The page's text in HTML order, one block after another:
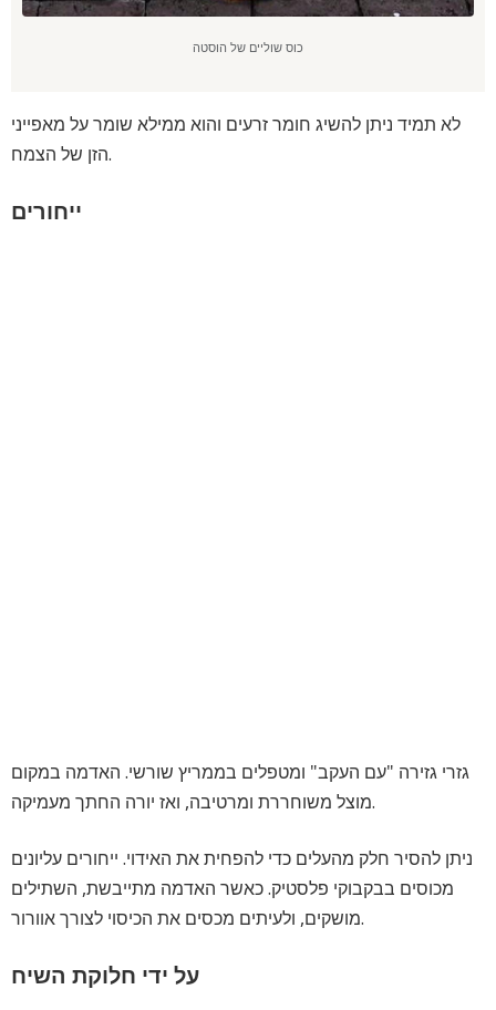
כוס שוליים של הוסטה
לא תמיד ניתן להשיג חומר זרעים והוא ממילא שומר על מאפייני
הזן של הצמח.
ייחורים
גזרי גזירה "עם העקב" ומטפלים בממריץ שורשי. האדמה במקום
מוצל משוחררת ומרטיבה, ואז יורה החתך מעמיקה.
ניתן להסיר חלק מהעלים כדי להפחית את האידוי. ייחורים עליונים
מכוסים בבקבוקי פלסטיק. כאשר האדמה מתייבשת, השתילים
מושקים, ולעיתים מכסים את הכיסוי לצורך אוורור.
על ידי חלוקת השיח